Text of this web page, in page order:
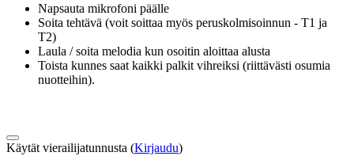
Napsauta mikrofoni päälle
Soita tehtävä (voit soittaa myös peruskolmisoinnun - T1 ja
T2)
Laula / soita melodia kun osoitin aloittaa alusta
Toista kunnes saat kaikki palkit vihreiksi (riittävästi osumia
nuotteihin).
Käytät vierailijatunnusta (Kirjaudu)